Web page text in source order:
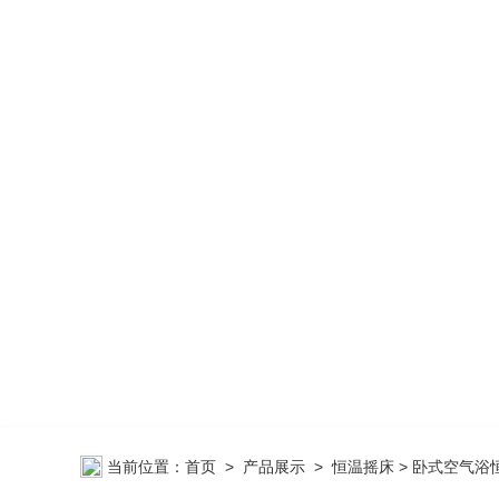
当前位置： 首页 > 产品展示 >恒温摇床 > 卧式空气浴